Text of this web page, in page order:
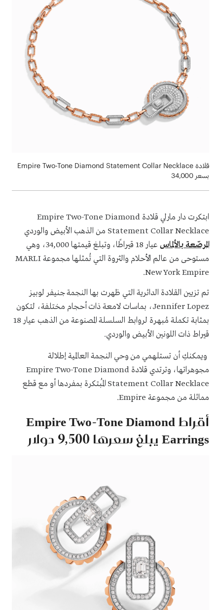
قلادة Empire Two-Tone Diamond Statement Collar Necklace
بسعر 34,000
ابتكرت دار مارلي قلادة Empire Two-Tone Diamond
Statement Collar Necklace من الذهب الأبيض والوردي
المرصّعة بالألماس
عيار 18 قيراطًا، وتبلغ قيمتها 34,000، وهي
مستوحى من عالم الأحلام والثروة التي تُمثلها مجموعة MARLI
New York Empire.
تم تزيين القلادة الدائرية التي ظهرت بها النجمة جنيفر لوبيز
Jennifer Lopez، بماسات لامعة ذات أحجام مختلفة، لتكون
بمثابة تكملة مُبهرة لروابط السلسلة المصنوعة من الذهب عيار 18
قيراط ذات اللونين الأبيض والوردي.
ويمكنكِ أن تستلهمي من وحي النجمة العالمية إطلالة
مجوهراتها، وترتدي قلادة Empire Two-Tone Diamond
Statement Collar Necklace المُبتكرة بمفردها أو مع قطع
مماثلة من مجموعة Empire.
أقراط Empire Two-Tone Diamond
Earrings يبلغ سعرها 9,500 دولار